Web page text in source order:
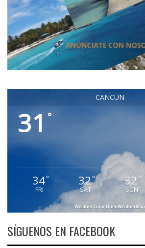
CANCUN
31 °
34°
FRI
32°
SAT
32 °
SUN
Weather from OpenWeatherMap
SÍGUENOS EN FACEBOOK